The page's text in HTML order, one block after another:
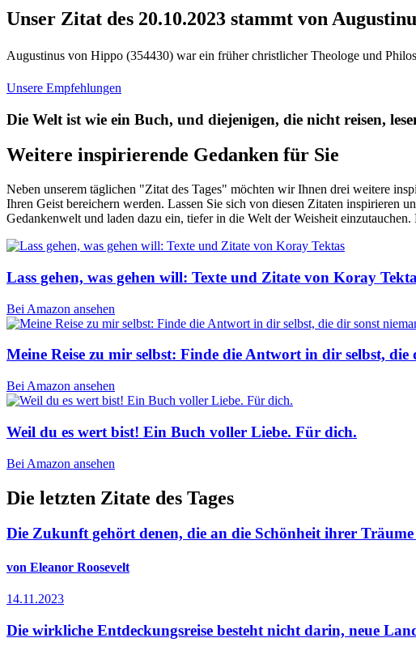
Unser Zitat des 20.10.2023 stammt von
Augustinus von Hippo (354430) war ein früher christlicher Theologe und
Unsere Empfehlungen
Die Welt ist wie ein Buch, und diejenigen, die nicht reisen,
Weitere inspirierende Gedanken für Sie
Neben unserem täglichen "Zitat des Tages" möchten wir Ihnen drei weitere
Ihren Geist bereichern werden. Lassen Sie sich von diesen Zitaten inspirieren
Gedankenwelt und laden dazu ein, tiefer in die Welt der Weisheit
Lass gehen, was gehen will: Texte und Zitate von Koray
Bei Amazon ansehen
Meine Reise zu mir selbst: Finde die Antwort in dir selbst,
Bei Amazon ansehen
Weil du es wert bist! Ein Buch voller Liebe. Für dich.
Bei Amazon ansehen
Die letzten Zitate des Tages
Die Zukunft gehört denen, die an die Schönheit ihrer
von Eleanor Roosevelt
14.11.2023
Die wirkliche Entdeckungsreise besteht nicht darin, neue